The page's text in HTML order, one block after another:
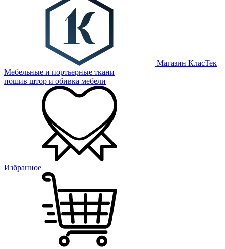
Магазин КласТек
Мебельные и портьерные ткани
пошив штор и обивка мебели
Избранное